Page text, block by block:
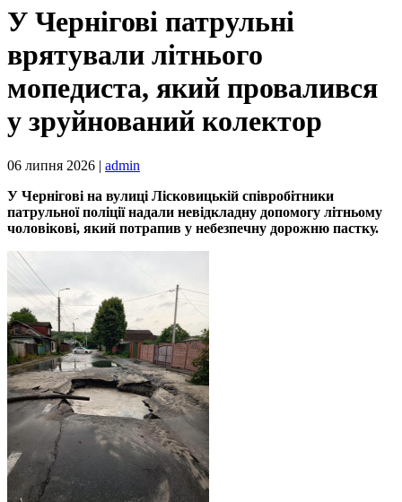
У Чернігові патрульні
врятували літнього
мопедиста, який провалився
у зруйнований колектор
06 липня 2026 | admin
У Чернігові на вулиці Лісковицькій співробітники
патрульної поліції надали невідкладну допомогу літньому
чоловікові, який потрапив у небезпечну дорожню пастку.